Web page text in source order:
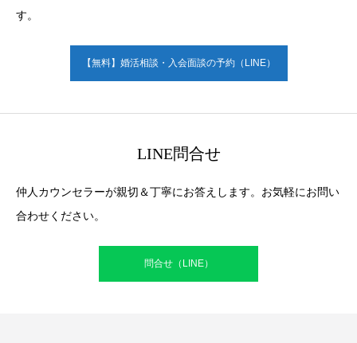
す。
【無料】婚活相談・入会面談の予約（LINE）
LINE問合せ
仲人カウンセラーが親切＆丁寧にお答えします。お気軽にお問い
合わせください。
問合せ（LINE）